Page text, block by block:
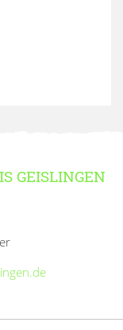
GEISLINGEN